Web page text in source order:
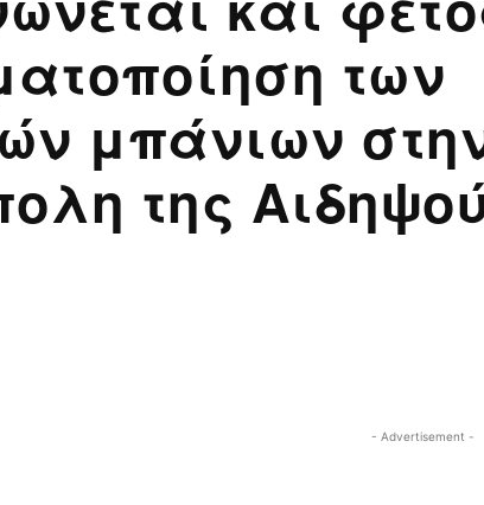
των
μπάνιων
της
- Advertisement -